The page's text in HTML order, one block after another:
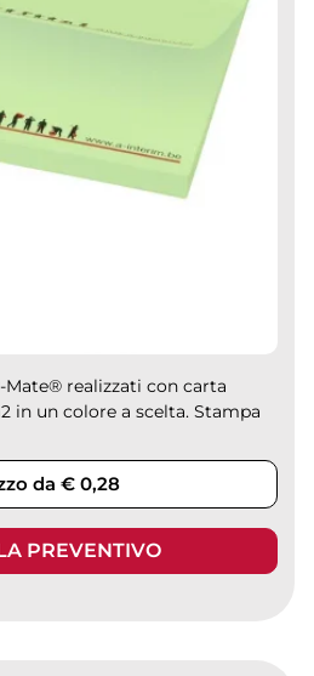
realizzati con carta
in un colore a scelta. Stampa
da € 0,28
PREVENTIVO